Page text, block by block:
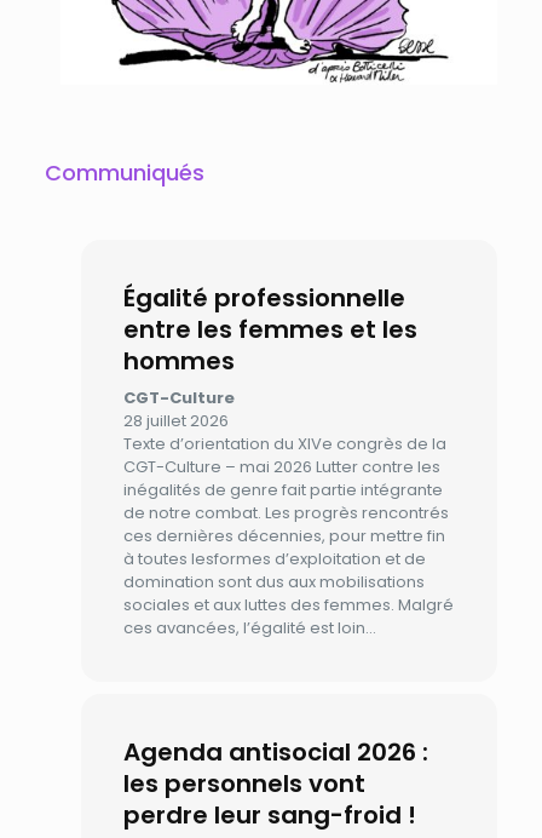
Communiqués
Égalité professionnelle
entre les femmes et les
hommes
CGT-Culture
28 juillet 2026
Texte d’orientation du XIVe congrès de la
CGT-Culture – mai 2026 Lutter contre les
inégalités de genre fait partie intégrante
de notre combat. Les progrès rencontrés
ces dernières décennies, pour mettre fin
à toutes lesformes d’exploitation et de
domination sont dus aux mobilisations
sociales et aux luttes des femmes. Malgré
ces avancées, l’égalité est loin…
Agenda antisocial 2026 :
les personnels vont
perdre leur sang-froid !